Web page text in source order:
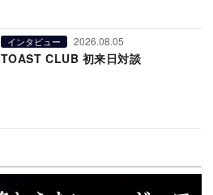
インタビュー 2026.08.05
TOAST CLUB 初来日対談